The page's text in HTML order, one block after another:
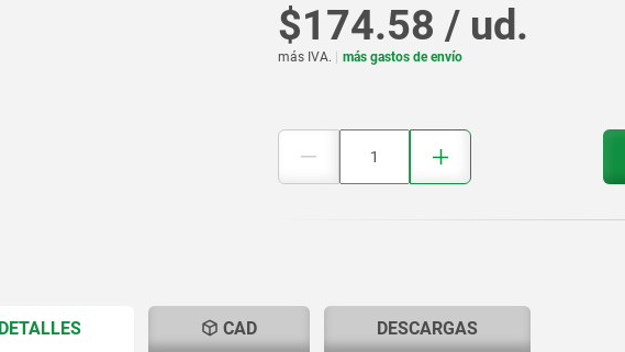
$174.58 / ud.
más IVA. más gastos de envío
DETALLESCURRENT
CAD DESCARGAS